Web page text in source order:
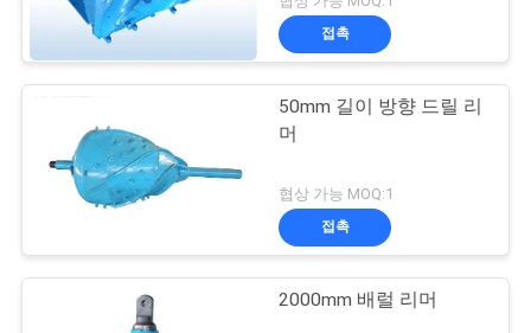
접촉
50mm 길이 방향 드릴 리
머
협상 가능 MOQ:1
접촉
2000mm 배럴 리머